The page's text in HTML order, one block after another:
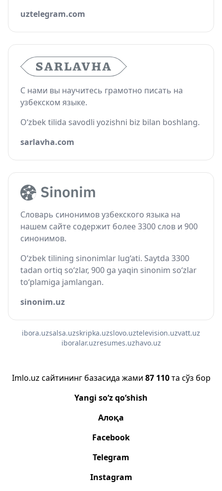
uztelegram.com
С нами вы научитесь грамотно писать на
узбекском языке.
O‘zbek tilida savodli yozishni biz bilan boshlang.
sarlavha.com
Словарь синонимов узбекского языка на
нашем сайте содержит более 3300 слов и 900
синонимов.
O‘zbek tilining sinonimlar lug‘ati. Saytda 3300
tadan ortiq so‘zlar, 900 ga yaqin sinonim so‘zlar
to‘plamiga jamlangan.
sinonim.uz
ibora.uzsalsa.uzskripka.uzslovo.uztelevision.uzvatt.uz
iboralar.uzresumes.uzhavo.uz
Imlo.uz сайтининг базасида жами 87 110та сўз бор
Yangi so‘z qo‘shish
Алоқа
Facebook
Telegram
Instagram